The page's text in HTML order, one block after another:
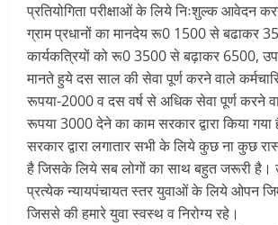
प्रतियोगिता परीक्षाओं के लिये निःशुल्क आवेदन
ग्राम प्रधानों का मानदेय रू0 1500 से बढाकर
कार्यकत्रियों को रू0 3500 से बढ़ाकर 6500,
मानते हुये दस साल की सेवा पूर्ण करने वाले
रूपया-2000 व दस वर्ष से अधिक सेवा पूर्ण करने
रूपया 3000 देने का काम सरकार द्वारा किया
सरकार द्वारा लगातार सभी के लिये कुछ ना कुछ
है जिसके लिये सब लोगों का साथ बहुत जरूरी है।
प्रत्येक न्यायपंचायत स्तर युवाओं के लिये ओपन
जिससे की हमारे युवा स्वस्थ व निरोग्य रहे।